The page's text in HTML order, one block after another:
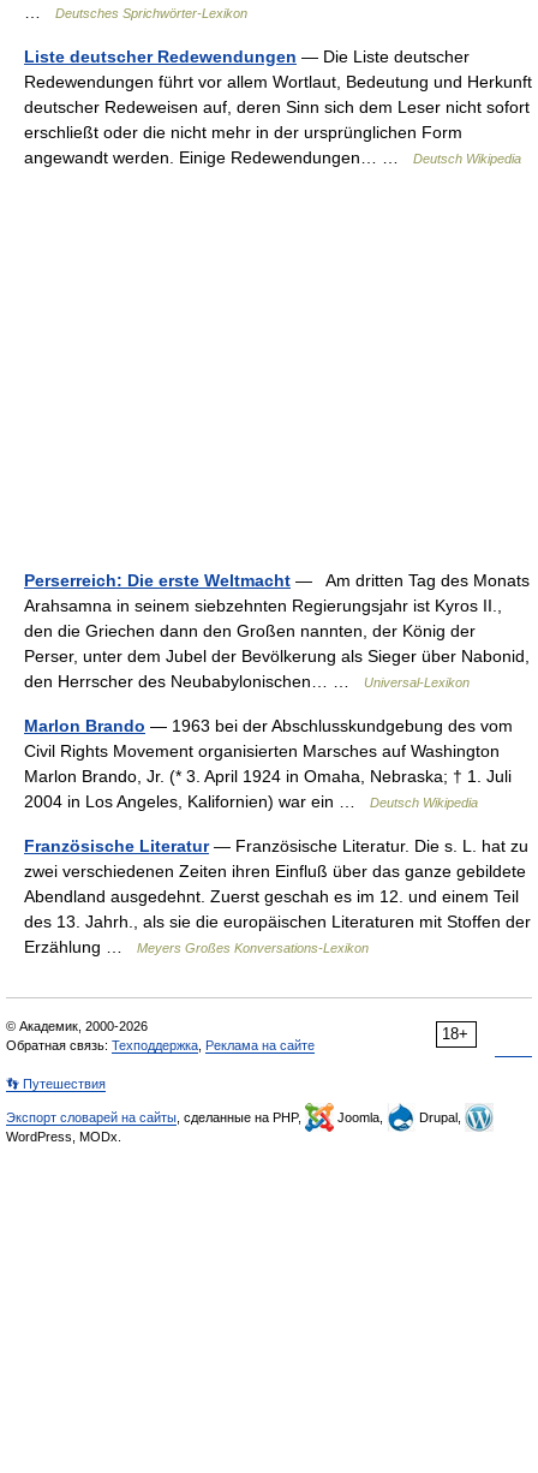
Deutsches Sprichwörter-Lexikon
Liste deutscher Redewendungen — Die Liste deutscher
Redewendungen führt vor allem Wortlaut, Bedeutung und Herkunft
deutscher Redeweisen auf, deren Sinn sich dem Leser nicht sofort
erschließt oder die nicht mehr in der ursprünglichen Form
angewandt werden. Einige Redewendungen… …
Deutsch Wikipedia
Perserreich: Die erste Weltmacht — Am dritten Tag des Monats
Arahsamna in seinem siebzehnten Regierungsjahr ist Kyros II.,
den die Griechen dann den Großen nannten, der König der
Perser, unter dem Jubel der Bevölkerung als Sieger über Nabonid,
den Herrscher des Neubabylonischen… …
Universal-Lexikon
Marlon Brando — 1963 bei der Abschlusskundgebung des vom
Civil Rights Movement organisierten Marsches auf Washington
Marlon Brando, Jr. (* 3. April 1924 in Omaha, Nebraska; † 1. Juli
2004 in Los Angeles, Kalifornien) war ein …
Deutsch Wikipedia
Französische Literatur— Französische Literatur. Die s. L. hat zu
zwei verschiedenen Zeiten ihren Einfluß über das ganze gebildete
Abendland ausgedehnt. Zuerst geschah es im 12. und einem Teil
des 13. Jahrh., als sie die europäischen Literaturen mit Stoffen der
Erzählung …
Meyers Großes Konversations-Lexikon
18+
© Академик, 2000-2026
Обратная связь: Техподдержка Реклама на сайте
👣 Путешествия
Экспорт словарей на сайты , сделанные на PHP, Joomla,
Drupal,
WordPress, MODx.